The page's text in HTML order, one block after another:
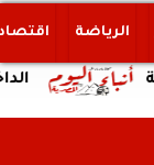
الرياضة